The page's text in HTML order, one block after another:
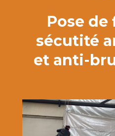
Pose
sécutité
et anti-